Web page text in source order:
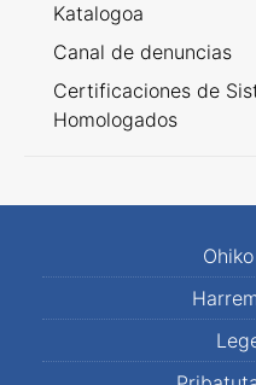
Katalogoa
Canal de denuncias
Certificaciones de
Homologados